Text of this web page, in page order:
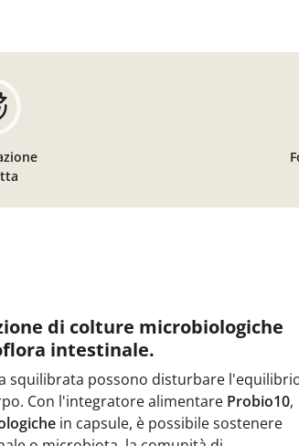
di colture microbiologiche
intestinale.
squilibrata possono disturbare
Con l'integratore alimentare Probio10,
in capsule, è possibile sostenere